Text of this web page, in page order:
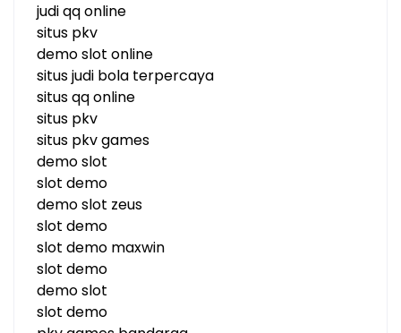
judi qq online
situs pkv
demo slot online
situs judi bola terpercaya
situs qq online
situs pkv
situs pkv games
demo slot
slot demo
demo slot zeus
slot demo
slot demo maxwin
slot demo
demo slot
slot demo